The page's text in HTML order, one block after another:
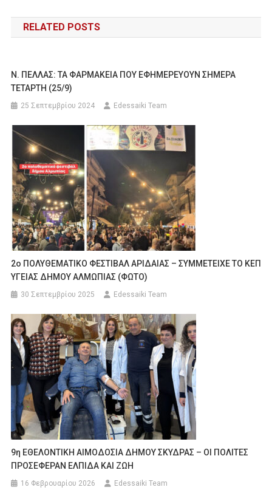
άρθρων
RELATED POSTS
Ν. ΠΕΛΛΑΣ: ΤΑ ΦΑΡΜΑΚΕΙΑ ΠΟΥ ΕΦΗΜΕΡΕΥΟΥΝ ΣΗΜΕΡΑ
ΤΕΤΑΡΤΗ (25/9)
25 Σεπτεμβρίου 2024 Edessaiki Team
2ο ΠΟΛΥΘΕΜΑΤΙΚΟ ΦΕΣΤΙΒΑΛ ΑΡΙΔΑΙΑΣ – ΣΥΜΜΕΤΕΙΧΕ ΤΟ ΚΕΠ
ΥΓΕΙΑΣ ΔΗΜΟΥ ΑΛΜΩΠΙΑΣ (ΦΩΤΟ)
30 Σεπτεμβρίου 2025 Edessaiki Team
9η ΕΘΕΛΟΝΤΙΚΗ ΑΙΜΟΔΟΣΙΑ ΔΗΜΟΥ ΣΚΥΔΡΑΣ – ΟΙ ΠΟΛΙΤΕΣ
ΠΡΟΣEΦΕΡΑΝ ΕΛΠΙΔΑ ΚΑΙ ΖΩΗ
16 Φεβρουαρίου 2026 Edessaiki Team